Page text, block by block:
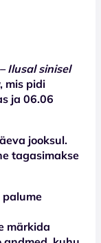
Ilusal sinisel
, mis pidi
ja 06.06
jooksul.
tagasimakse
märkida